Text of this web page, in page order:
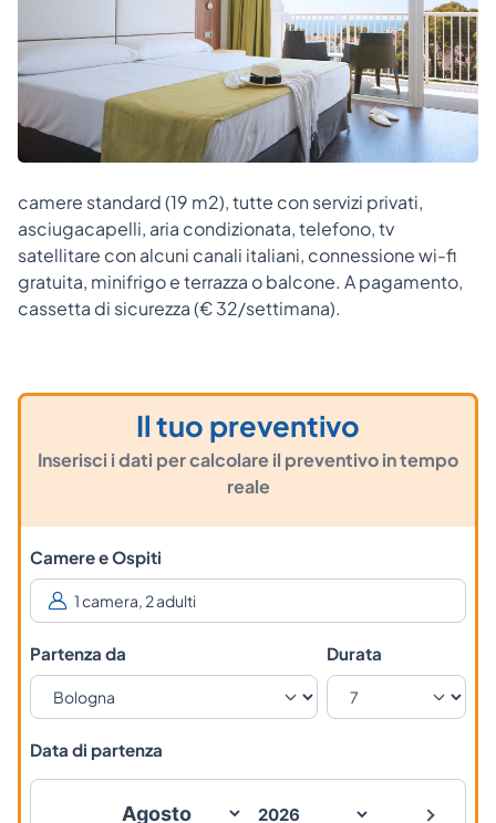
camere standard (19 m2), tutte con servizi privati,
asciugacapelli, aria condizionata, telefono, tv
satellitare con alcuni canali italiani, connessione wi-fi
gratuita, minifrigo e terrazza o balcone. A pagamento,
cassetta di sicurezza (€ 32/settimana).
Il tuo preventivo
Inserisci i dati per calcolare il preventivo in tempo
reale
Camere e Ospiti
Partenza da Durata
Data di partenza